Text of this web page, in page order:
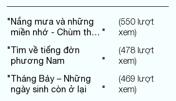
"Nắng mưa và những
miền nhớ - Chùm thơ
"
(550lượt
xem)
"Tìm về tiếng đờn
phương Nam
"
(478lượt
xem)
"Tháng Bảy – Những
ngày sinh còn ở lại
"
(469 lượt
xem)